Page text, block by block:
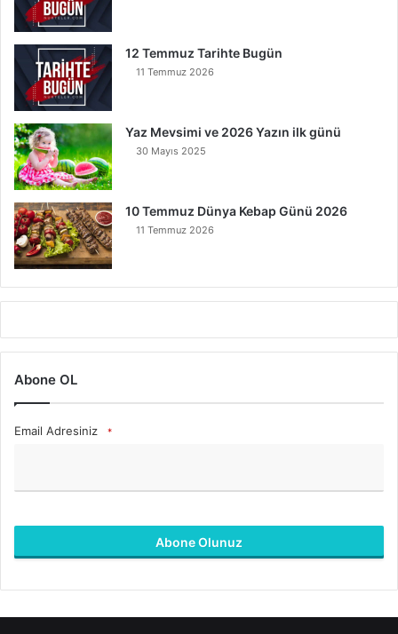
12 Temmuz Tarihte Bugün
11 Temmuz 2026
Yaz Mevsimi ve 2026 Yazın ilk günü
30 Mayıs 2025
10 Temmuz Dünya Kebap Günü 2026
11 Temmuz 2026
Abone OL
Email Adresiniz *
Abone Olunuz
a